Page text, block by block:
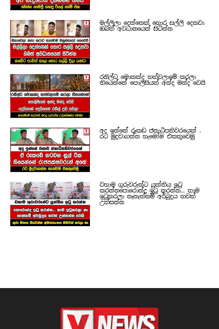
මල්ලිලා දෙන්නෙක් හොර සල්ලි දෙනවා
ඔබත් අවධානයෙන් සිටින්න
රනිල්ට මොකක්ද හත්වලාමේ කරලා
තියෙන්නේ පොලිසියත් අන්ද මන්ද වෙයි
අද ඉන්නේ රූකඩ ජනාධිපතිවරයෙක් ,
රට මුදවාගන්න හැමෝම එකතුවෙමු
වහාම ගුරුවරුන්ට යුක්තිය ඉටු
කරන්නපොරොන්දු ඉටු කරන්න... තාම
ඉටුකරලා නෑනැත්නම් අර්බුදය තවත්
උත්සන්න